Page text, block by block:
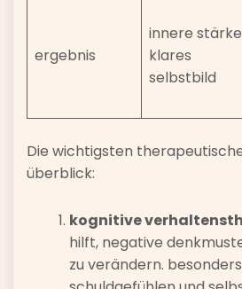
ergebnis
innere
klares
selbstbild
Die wichtigsten
überblick:
kognitive
hilft, negative
zu verändern.